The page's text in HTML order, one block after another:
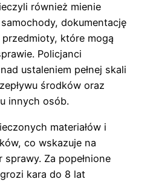
również mienie
dokumentację
które mogą
Policjanci
ustaleniem pełnej skali
środków oraz
innych osób.
materiałów i
co wskazuje na
Za popełnione
kara do 8 lat